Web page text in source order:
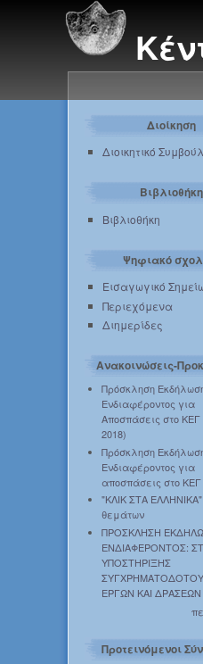
Διοίκηση
Διοικητικό
Βιβλιοθήκη
Βιβλιοθήκη
Ψηφιακό
Εισαγωγικό
Περιεχόμενα
Διημερίδες
Ανακοινώσεις-
Πρόσκληση
Ενδιαφέροντος για
Αποσπάσεις στο ΚΕΓ
2018)
Πρόσκληση
Ενδιαφέροντος για
αποσπάσεις στο ΚΕΓ
"ΚΛΙΚ ΣΤΑ ΕΛΛΗΝΙΚΑ"
θεμάτων
ΠΡΟΣΚΛΗΣΗ
ΕΝΔΙΑΦΕΡΟΝΤΟΣ:
ΥΠΟΣΤΗΡΙΞΗΣ
ΕΡΓΩΝ ΚΑΙ ΔΡΑΣΕΩΝ
Προτεινόμενοι